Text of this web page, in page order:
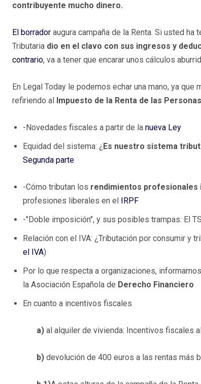
contribuyente mucho dinero.
El borrador augura campaña de la Renta. Si usted
Tributaria dio en el clavo con sus ingresos y
contrario, va a tener que encarar unos cálculos
En Legal Today le podemos echar una mano, ya que
refiriendo al
Impuesto de la Renta de las
-Novedades fiscales a partir de la nueva Ley
Equidad del sistema: ¿ Es nuestro sistema
Segunda parte
-Cómo tributan los rendimientos profesionales
profesiones liberales en el
IRPF
-"Doble imposición", y sus posibles trampas: El
Relación con el IVA: ¿Tributación por consumir y
el IVA)
Por lo que respecta a organizaciones,
la Asociación Española de Derecho Financiero
En cuanto a incentivos fiscales
a) al alquiler de vivienda: Incentivos fiscales
b) devolución de 400 euros a las rentas más